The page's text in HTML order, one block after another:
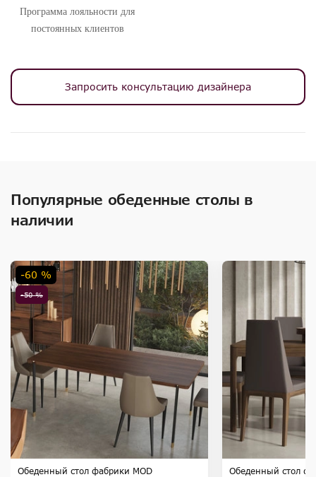
Программа лояльности для
постоянных клиентов
Запросить консультацию дизайнера
Популярные обеденные столы в
наличии
-50 %
-60 %
Обеденный стол фабрики MOD Обеденный стол